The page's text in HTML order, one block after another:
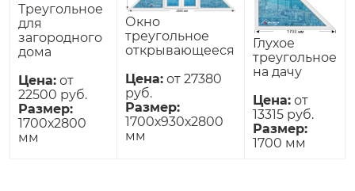
Треугольное
для
загородного
дома
Цена: от
22500 руб.
Размер:
1700х2800
мм
Окно
треугольное
открывающееся
Цена: от 27380
руб.
Размер:
1700х930х2800
мм
Глухое
треугольное
на дачу
Цена: от
13315 руб.
Размер:
1700 мм